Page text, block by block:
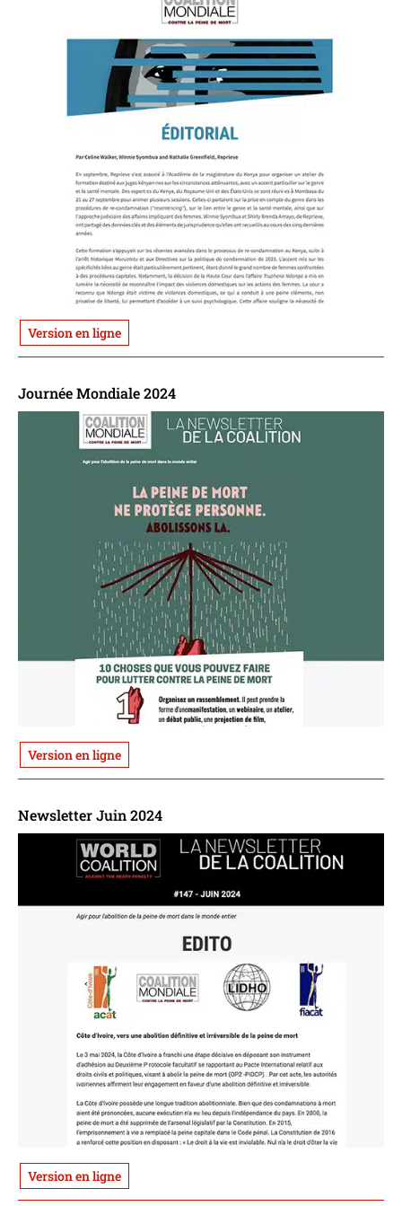
Version en ligne
Journée Mondiale 2024
Version en ligne
Newsletter Juin 2024
Version en ligne